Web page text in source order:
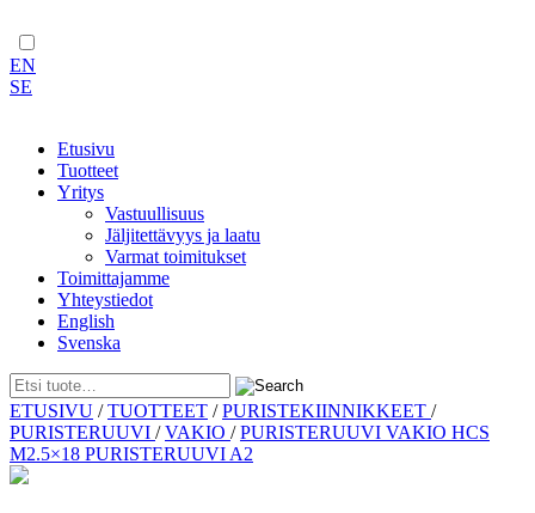
EN
SE
Etusivu
Tuotteet
Yritys
Vastuullisuus
Jäljitettävyys ja laatu
Varmat toimitukset
Toimittajamme
Yhteystiedot
English
Svenska
Skip
to
content
ETUSIVU /TUOTTEET /PURISTEKIINNIKKEET /
PURISTERUUVI /VAKIO /PURISTERUUVI VAKIO HCS
M2.5×18 PURISTERUUVI A2